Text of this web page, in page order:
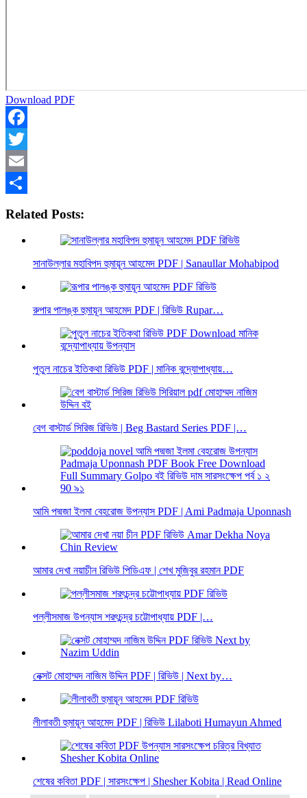
Download PDF
Facebook
Twitter
Email
Related Posts:
সানাউল্লার মহাবিপদ হুমায়ূন আহমেদ PDF | Sanaullar Mohabipod
রুপার পালঙ্ক হুমায়ূন আহমেদ PDF | রিভিউ Rupar…
পুতুল নাচের ইতিকথা রিভিউ PDF | মানিক বন্দ্যোপাধ্যায়…
বেগ বাস্টার্ড সিরিজ রিভিউ | Beg Bastard Series PDF |…
আমি পদ্মজা ইলমা বেহরোজ উপন্যাস PDF | Ami Padmaja Uponnash
আমার দেখা নয়াচীন রিভিউ পিডিএফ | শেখ মুজিবুর রহমান PDF
পল্লীসমাজ উপন্যাস শরৎচন্দ্র চট্টোপাধ্যায় PDF |…
নেক্সট মোহাম্মদ নাজিম উদ্দিন PDF | রিভিউ | Next by…
লীলাবতী হুমায়ূন আহমেদ PDF | রিভিউ Lilaboti Humayun Ahmed
শেষের কবিতা PDF | সারসংক্ষেপ | Shesher Kobita | Read Online